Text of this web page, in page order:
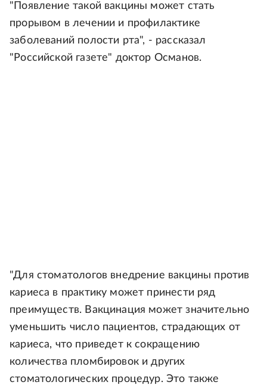
"Появление такой вакцины может стать
прорывом в лечении и профилактике
заболеваний полости рта", - рассказал
"Российской газете" доктор Османов.
"Для стоматологов внедрение вакцины против
кариеса в практику может принести ряд
преимуществ. Вакцинация может значительно
уменьшить число пациентов, страдающих от
кариеса, что приведет к сокращению
количества пломбировок и других
стоматологических процедур. Это также